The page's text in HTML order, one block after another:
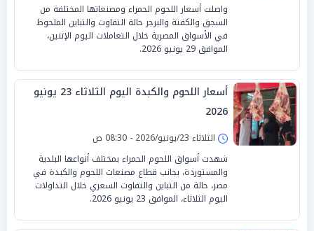
واصلت أسعار اللحوم الحمراء ومصنعاتها المختلفة من
السجق والكفتة والبرجر حالة التفاوت والتباين الملحوظ
في الأسواق المصرية خلال التعاملات اليوم الإثنين،
الموافق 29 يونيو 2026.
أسعار اللحوم والكبدة اليوم الثلاثاء 23 يونيو
2026
الثلاثاء 23/يونيو/2026 - 08:30 ص
شهدت أسواق اللحوم الحمراء بمختلف أنواعها البلدية
والمستوردة، بجانب قطاع مصنعات اللحوم والكبدة في
مصر، حالة من التباين والتفاوت السعري خلال التداولات
اليوم الثلاثاء، الموافق 23 يونيو 2026.